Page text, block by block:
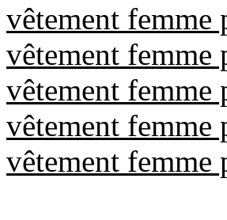
vêtement femme
vêtement femme
vêtement femme
vêtement femme
vêtement femme